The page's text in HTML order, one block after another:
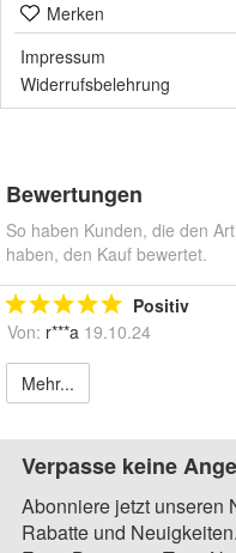
Merken
Impressum
Widerrufsbelehrung
Bewertungen
So haben Kunden, die den
haben, den Kauf bewertet.
Positiv
Von: r***a 19.10.24
Mehr...
Verpasse keine
Abonniere jetzt unseren
Rabatte und Neuigkeiten.